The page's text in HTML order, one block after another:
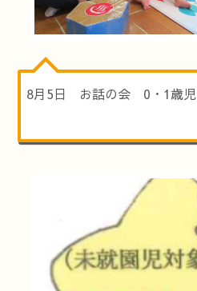
8月5日 お話の会 0・1歳児